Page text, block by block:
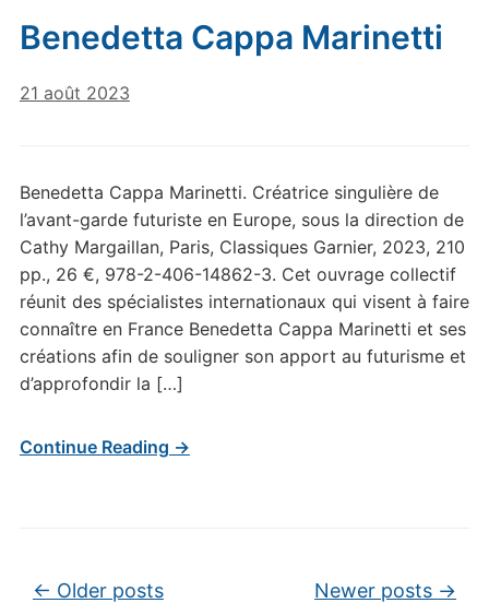
Benedetta Cappa Marinetti
21 août 2023
Benedetta Cappa Marinetti. Créatrice singulière de
l’avant-garde futuriste en Europe, sous la direction de
Cathy Margaillan, Paris, Classiques Garnier, 2023, 210
pp., 26 €, 978-2-406-14862-3. Cet ouvrage collectif
réunit des spécialistes internationaux qui visent à faire
connaître en France Benedetta Cappa Marinetti et ses
créations afin de souligner son apport au futurisme et
d’approfondir la […]
Continue Reading →
Post navigation
← Older posts Newer posts →